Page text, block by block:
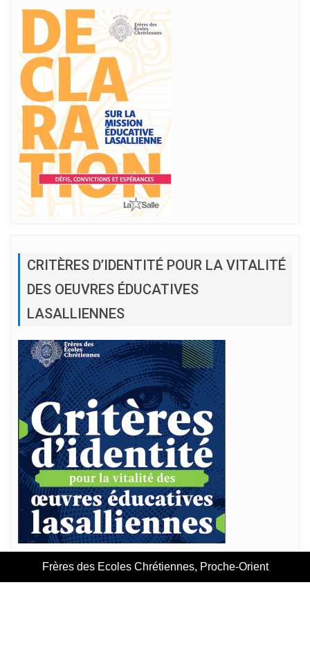
CRITÈRES D’IDENTITÉ POUR LA VITALITÉ
DES OEUVRES ÉDUCATIVES
LASALLIENNES
Frères des Ecoles Chrétiennes, Proche-Orient